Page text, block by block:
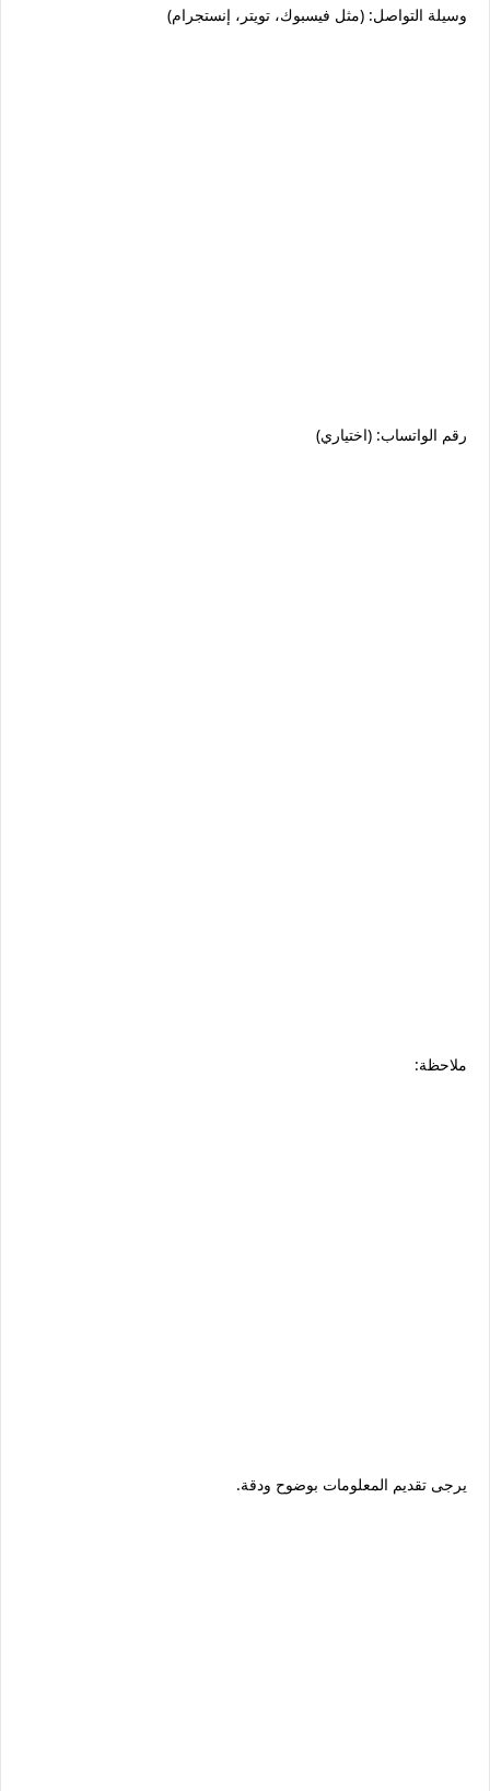
وسيلة التواصل: (مثل فيسبوك، تويتر، إنستجرام)
رقم الواتساب: (اختياري)
ملاحظة:
يرجى تقديم المعلومات بوضوح ودقة.